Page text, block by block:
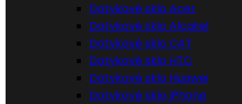
Dotykové sklo Acer
Dotykové sklo Alcatel
Dotykové sklo CAT
Dotykové sklo HTC
Dotykové sklo Huawei
Dotykové sklo iPhone